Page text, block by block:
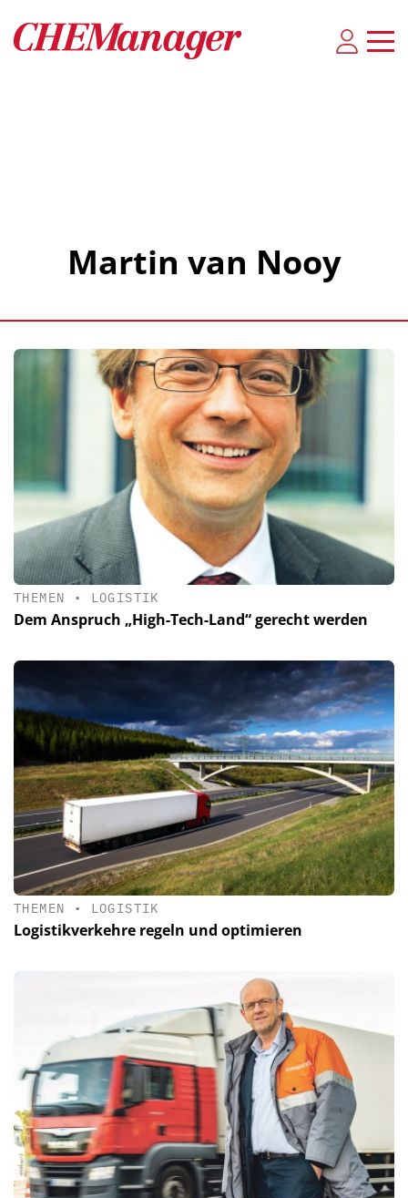
Martin van Nooy
THEMEN • LOGISTIK
Dem Anspruch „High-Tech-Land“ gerecht werden
THEMEN • LOGISTIK
Logistikverkehre regeln und optimieren